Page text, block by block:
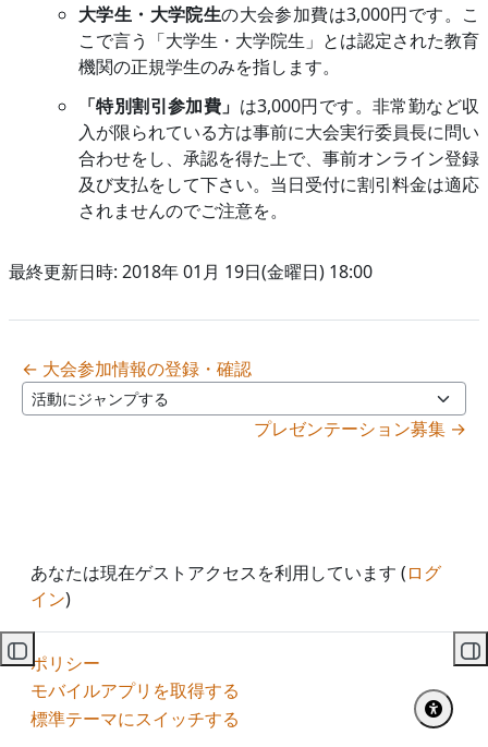
コースインデックスを開く
大学生・大学院生の大会参加費は3,000円です。こ
こで言う「大学生・大学院生」とは認定された教育
機関の正規学生のみを指します。
「特別割引参加費」 は3,000円です。非常勤など収
入が限られている方は事前に大会実行委員長に問い
合わせをし、承認を得た上で、事前オンライン登録
及び支払をして下さい。当日受付に割引料金は適応
されませんのでご注意を。
最終更新日時: 2018年 01月 19日(金曜日) 18:00
← 大会参加情報の登録・確認
活動にジャンプする
プレゼンテーション募集 →
あなたは現在ゲストアクセスを利用しています (ログ
イン)
ポリシー
モバイルアプリを取得する
標準テーマにスイッチする